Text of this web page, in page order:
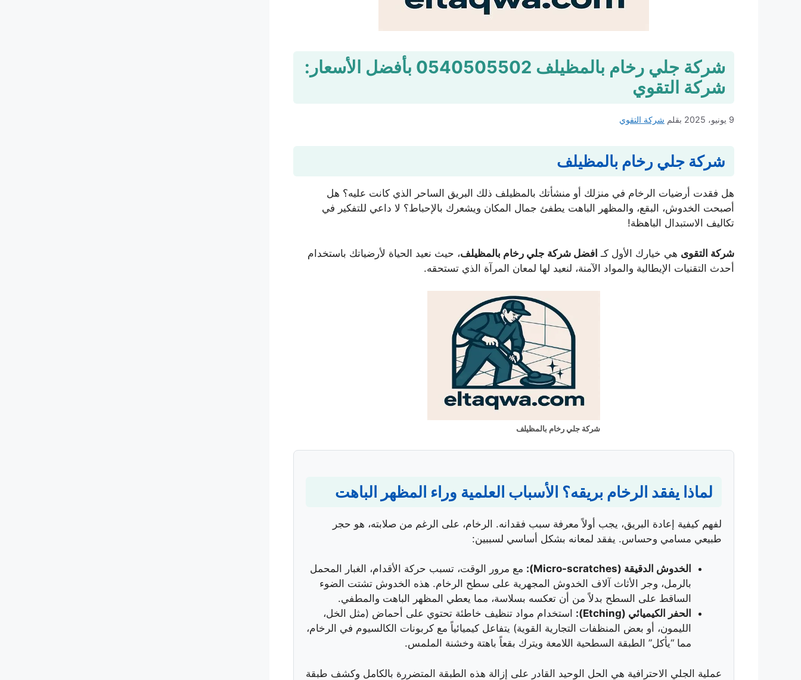
شركة جلي رخام بالمظيلف 0540505502 بأفضل الأسعار:
شركة التقوي
9 يونيو، 2025 بقلم شركة التقوي
شركة جلي رخام بالمظيلف
هل فقدت أرضيات الرخام في منزلك أو منشأتك بالمظيلف ذلك البريق الساحر الذي كانت عليه؟ هل
أصبحت الخدوش، البقع، والمظهر الباهت يطفئ جمال المكان ويشعرك بالإحباط؟ لا داعي للتفكير في
تكاليف الاستبدال الباهظة!
شركة التقوى هي خيارك الأول كـ افضل شركة جلي رخام بالمظيلف، حيث نعيد الحياة لأرضياتك باستخدام
أحدث التقنيات الإيطالية والمواد الآمنة، لنعيد لها لمعان المرآة الذي تستحقه.
شركة جلي رخام بالمظيلف
لماذا يفقد الرخام بريقه؟ الأسباب العلمية وراء المظهر الباهت
لفهم كيفية إعادة البريق، يجب أولاً معرفة سبب فقدانه. الرخام، على الرغم من صلابته، هو حجر
طبيعي مسامي وحساس. يفقد لمعانه بشكل أساسي لسببين:
الخدوش الدقيقة (Micro-scratches):
مع مرور الوقت، تسبب حركة الأقدام، الغبار المحمل
بالرمل، وجر الأثاث آلاف الخدوش المجهرية على سطح الرخام. هذه الخدوش تشتت الضوء
الساقط على السطح بدلاً من أن تعكسه بسلاسة، مما يعطي المظهر الباهت والمطفي.
الحفر الكيميائي (Etching):
استخدام مواد تنظيف خاطئة تحتوي على أحماض (مثل الخل،
الليمون، أو بعض المنظفات التجارية القوية) يتفاعل كيميائياً مع كربونات الكالسيوم في الرخام،
مما “يأكل” الطبقة السطحية اللامعة ويترك بقعاً باهتة وخشنة الملمس.
عملية الجلي الاحترافية هي الحل الوحيد القادر على إزالة هذه الطبقة المتضررة بالكامل وكشف طبقة